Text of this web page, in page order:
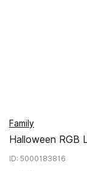
Family
Halloween RGB
ID: 5000183816